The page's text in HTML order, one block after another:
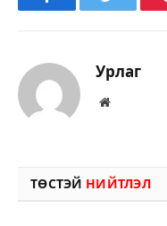
FacebookTwitter
Урлаг
Вэбсайт
ТӨСТЭЙ НИЙТЛЭЛ